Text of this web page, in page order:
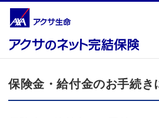
保険金・給付金のお手続き